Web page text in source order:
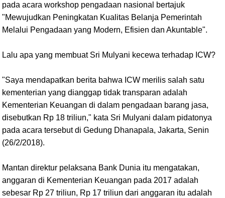
pada acara workshop pengadaan nasional bertajuk
"Mewujudkan Peningkatan Kualitas Belanja Pemerintah
Melalui Pengadaan yang Modern, Efisien dan Akuntable".
Lalu apa yang membuat Sri Mulyani kecewa terhadap ICW?
"Saya mendapatkan berita bahwa ICW merilis salah satu
kementerian yang dianggap tidak transparan adalah
Kementerian Keuangan di dalam pengadaan barang jasa,
disebutkan Rp 18 triliun," kata Sri Mulyani dalam pidatonya
pada acara tersebut di Gedung Dhanapala, Jakarta, Senin
(26/2/2018).
Mantan direktur pelaksana Bank Dunia itu mengatakan,
anggaran di Kementerian Keuangan pada 2017 adalah
sebesar Rp 27 triliun, Rp 17 triliun dari anggaran itu adalah